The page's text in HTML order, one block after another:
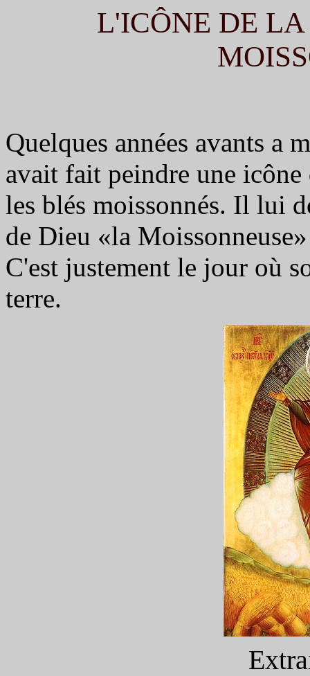
L'ICÔNE DE
Quelques années avants a
avait fait peindre une
les blés moissonnés. Il lui
de Dieu «la
C'est justement le jour où
terre.